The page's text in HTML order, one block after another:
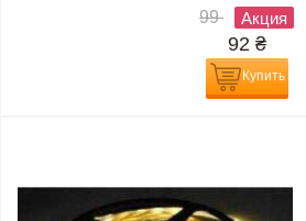
99 Акция
92 ₴
Купить